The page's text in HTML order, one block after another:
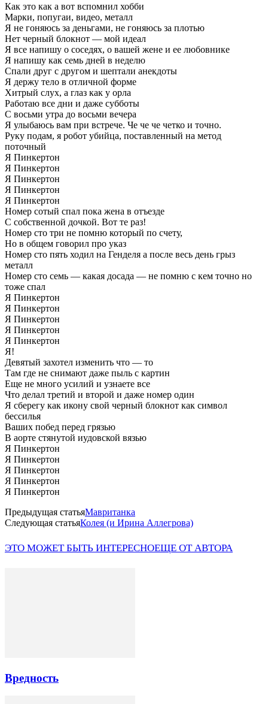
Как это как а вот вспомнил хобби
Марки, попугаи, видео, металл
Я не гоняюсь за деньгами, не гоняюсь за плотью
Нет черный блокнот — мой идеал
Я все напишу о соседях, о вашей жене и ее любовнике
Я напишу как семь дней в неделю
Спали друг с другом и шептали анекдоты
Я держу тело в отличной форме
Хитрый слух, а глаз как у орла
Работаю все дни и даже субботы
С восьми утра до восьми вечера
Я улыбаюсь вам при встрече. Че че че четко и точно.
Руку подам, я робот убийца, поставленный на метод
поточный
Я Пинкертон
Я Пинкертон
Я Пинкертон
Я Пинкертон
Я Пинкертон
Номер сотый спал пока жена в отъезде
С собственной дочкой. Вот те раз!
Номер сто три не помню который по счету,
Но в общем говорил про указ
Номер сто пять ходил на Генделя а после весь день грыз
металл
Номер сто семь — какая досада — не помню с кем точно но
тоже спал
Я Пинкертон
Я Пинкертон
Я Пинкертон
Я Пинкертон
Я Пинкертон
Я!
Девятый захотел изменить что — то
Там где не снимают даже пыль с картин
Еще не много усилий и узнаете все
Что делал третий и второй и даже номер один
Я сберегу как икону свой черный блокнот как символ
бессилья
Ваших побед перед грязью
В аорте стянутой иудовской вязью
Я Пинкертон
Я Пинкертон
Я Пинкертон
Я Пинкертон
Я Пинкертон
Предыдущая статьяМавританка
Следующая статьяКолея (и Ирина Аллегрова)
ЭТО МОЖЕТ БЫТЬ ИНТЕРЕСНОЕЩЕ ОТ АВТОРА
Вредность